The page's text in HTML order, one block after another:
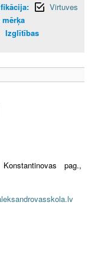
Virtuves
mērķa
Izglītības
pag.,